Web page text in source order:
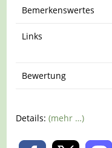
Bemerkenswertes
Links
Bewertung
Details:(mehr …)